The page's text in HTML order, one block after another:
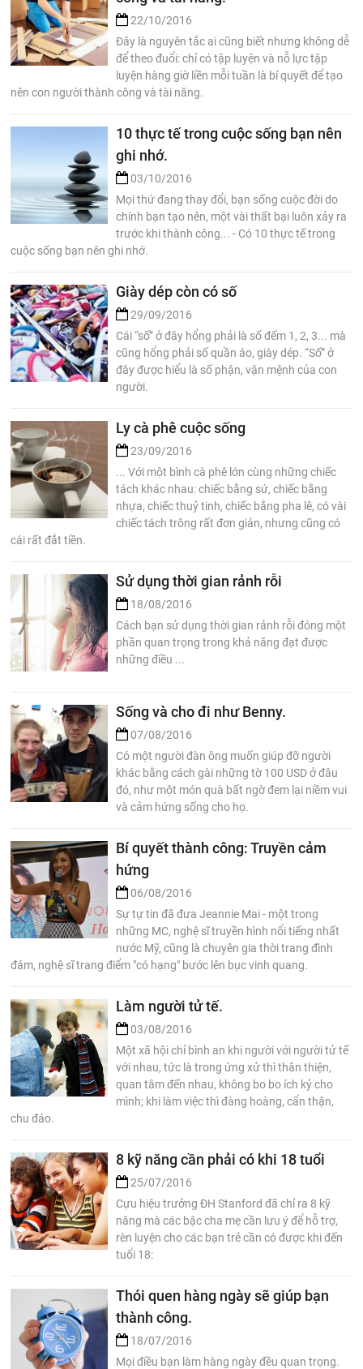
22/10/2016
Đây là nguyên tắc ai cũng biết nhưng không dễ
để theo đuổi: chỉ có tập luyện và nỗ lực tập
luyện hàng giờ liền mỗi tuần là bí quyết để tạo
nên con người thành công và tài năng.
10 thực tế trong cuộc sống bạn nên
ghi nhớ.
03/10/2016
Mọi thứ đang thay đổi, bạn sống cuộc đời do
chính bạn tạo nên, một vài thất bại luôn xảy ra
trước khi thành công... - Có 10 thực tế trong
cuộc sống bạn nên ghi nhớ.
Giày dép còn có số
29/09/2016
Cái “số” ở đây hổng phải là số đếm 1, 2, 3... mà
cũng hổng phải số quần áo, giày dép. “Số” ở
đây được hiểu là số phận, vận mệnh của con
người.
Ly cà phê cuộc sống
23/09/2016
... Với một bình cà phê lớn cùng những chiếc
tách khác nhau: chiếc bằng sứ, chiếc bằng
nhựa, chiếc thuỷ tinh, chiếc bằng pha lê, có vài
chiếc tách trông rất đơn giản, nhưng cũng có
cái rất đắt tiền.
Sử dụng thời gian rảnh rỗi
18/08/2016
Cách bạn sử dụng thời gian rảnh rỗi đóng một
phần quan trọng trong khả năng đạt được
những điều ...
Sống và cho đi như Benny.
07/08/2016
Có một người đàn ông muốn giúp đỡ người
khác bằng cách gài những tờ 100 USD ở đâu
đó, như một món quà bất ngờ đem lại niềm vui
và cảm hứng sống cho họ.
Bí quyết thành công: Truyền cảm
hứng
06/08/2016
Sự tự tin đã đưa Jeannie Mai - một trong
những MC, nghệ sĩ truyền hình nổi tiếng nhất
nước Mỹ, cũng là chuyên gia thời trang đình
đám, nghệ sĩ trang điểm "có hạng" bước lên bục vinh quang.
Làm người tử tế.
03/08/2016
Một xã hội chỉ bình an khi người với người tử tế
với nhau, tức là trong ứng xử thì thân thiện,
quan tâm đến nhau, không bo bo ích kỷ cho
mình; khi làm việc thì đàng hoàng, cẩn thận,
chu đáo.
8 kỹ năng cần phải có khi 18 tuổi
25/07/2016
Cựu hiệu trưởng ĐH Stanford đã chỉ ra 8 kỹ
năng mà các bậc cha mẹ cần lưu ý để hỗ trợ,
rèn luyện cho các bạn trẻ cần có được khi đến
tuổi 18:
Thói quen hàng ngày sẽ giúp bạn
thành công.
18/07/2016
Mọi điều bạn làm hàng ngày đều quan trọng.